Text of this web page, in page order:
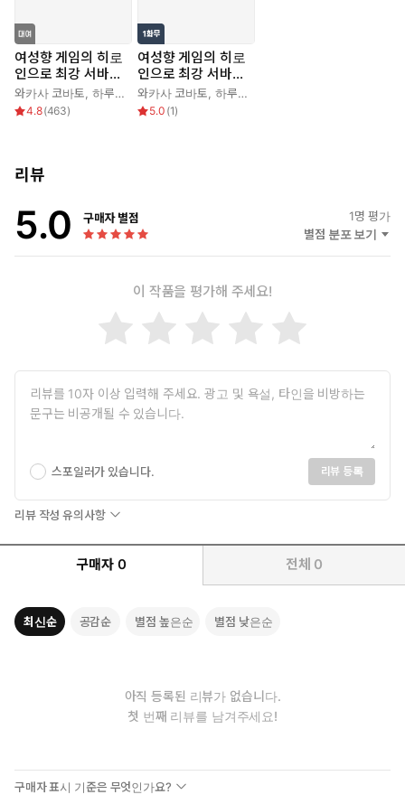
여성향 게임의 히로
인으로 최강 서바이
벌
와카사 코바토 하루노히 비요리 ,히타키 유우
4.8(463)
여성향 게임의 히로
인으로 최강 서바이
벌
와카사 코바토 하루노히 비요리
5.0 (1)
리뷰
5.0 구매자 별점 1명 평가
별점 분포 보기
이 작품을 평가해 주세요!
스포일러가 있습니다. 리뷰 등록
리뷰 작성 유의사항
구매자 0 전체 0
최신순 공감순 별점 높은순 별점 낮은순
아직 등록된 리뷰가 없습니다.
첫 번째 리뷰를 남겨주세요!
구매자 표시 기준은 무엇인가요?